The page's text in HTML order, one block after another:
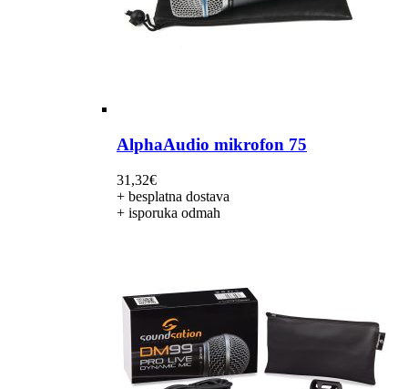
AlphaAudio mikrofon 75
31,32€
+ besplatna dostava
+ isporuka odmah